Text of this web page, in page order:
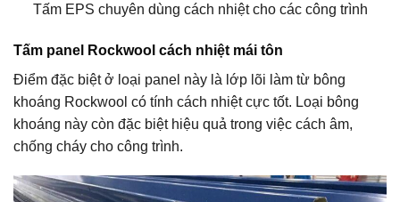
Tấm EPS chuyên dùng cách nhiệt cho các công trình
Tấm panel Rockwool cách nhiệt mái tôn
Điểm đặc biệt ở loại panel này là lớp lõi làm từ bông
khoáng Rockwool có tính cách nhiệt cực tốt. Loại bông
khoáng này còn đặc biệt hiệu quả trong việc cách âm,
chống cháy cho công trình.